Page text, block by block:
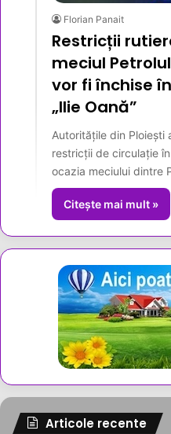
Florian Panait
Restricții
meciul
vor fi închise
„Ilie Oană”
Autoritățile din Ploiești
restricții de circulație
ocazia meciului dintre
Citește mai mult »
Articole recente